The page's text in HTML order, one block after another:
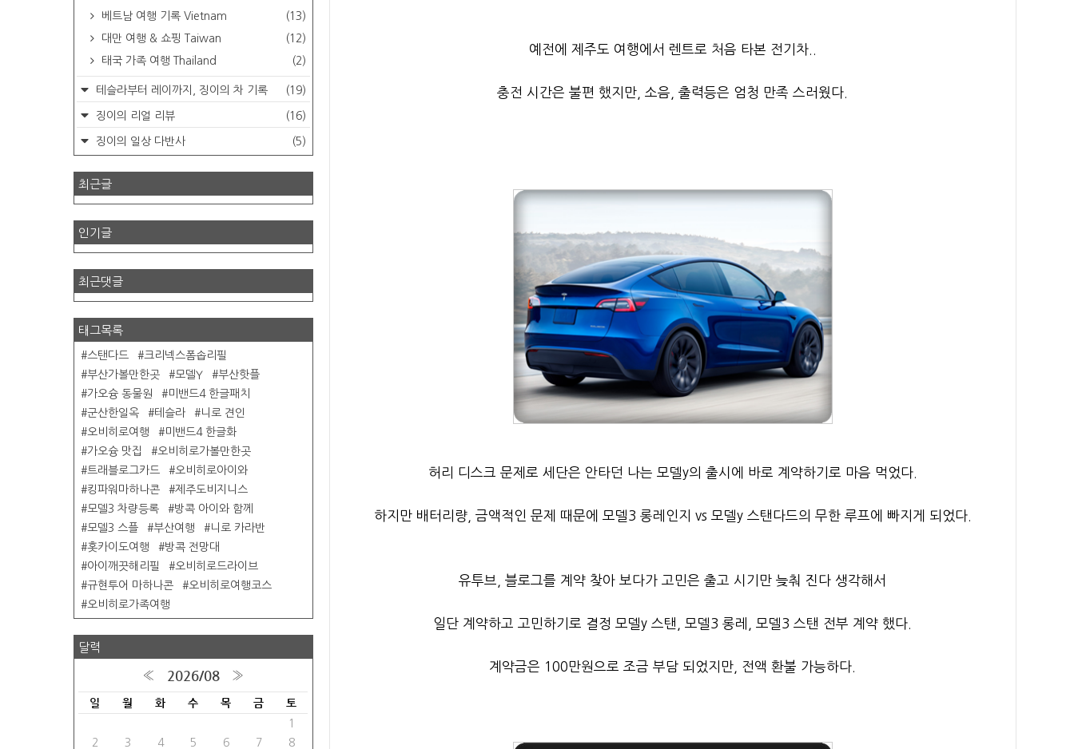
예전에 제주도 여행에서 렌트로 처음 타본 전기차..
충전 시간은 불편 했지만, 소음, 출력등은 엄청 만족 스러웠다.
허리 디스크 문제로 세단은 안타던 나는 모델y의 출시에 바로 계약하기로 마음 먹었다.
하지만 배터리량, 금액적인 문제 때문에 모델3 롱레인지 vs 모델y 스탠다드의 무한 루프에 빠지게 되었다.
유투브, 블로그를 계약 찾아 보다가 고민은 출고 시기만 늦춰 진다 생각해서
일단 계약하고 고민하기로 결정 모델y 스탠, 모델3 롱레, 모델3 스탠 전부 계약 했다.
계약금은 100만원으로 조금 부담 되었지만, 전액 환불 가능하다.
베트남 여행 기록 Vietnam
(13)
대만 여행 & 쇼핑 Taiwan
(12)
태국 가족 여행 Thailand
(2)
테슬라부터 레이까지, 징이의 차 기록 (19)
징이의 리얼 리뷰 (16)
징이의 일상 다반사 (5)
최근글
인기글
최근댓글
태그목록
스탠다드
크리넥스폼솝리필
부산가볼만한곳
모델Y
부산핫플
가오슝 동물원
미밴드4 한글패치
군산한일옥
테슬라
니로 견인
오비히로여행
미밴드4 한글화
가오슝 맛집
오비히로가볼만한곳
트래블로그카드
오비히로아이와
킹파워마하나콘
제주도비지니스
모델3 차량등록
방콕 아이와 함께
모델3 스플
부산여행
니로 카라반
홋카이도여행
방콕 전망대
아이깨끗해리필
오비히로드라이브
규현투어 마하나콘
오비히로여행코스
오비히로가족여행
달력
« 2026/08 »
일 월 화 수 목 금 토
1
2
3 4 5 6 7
8